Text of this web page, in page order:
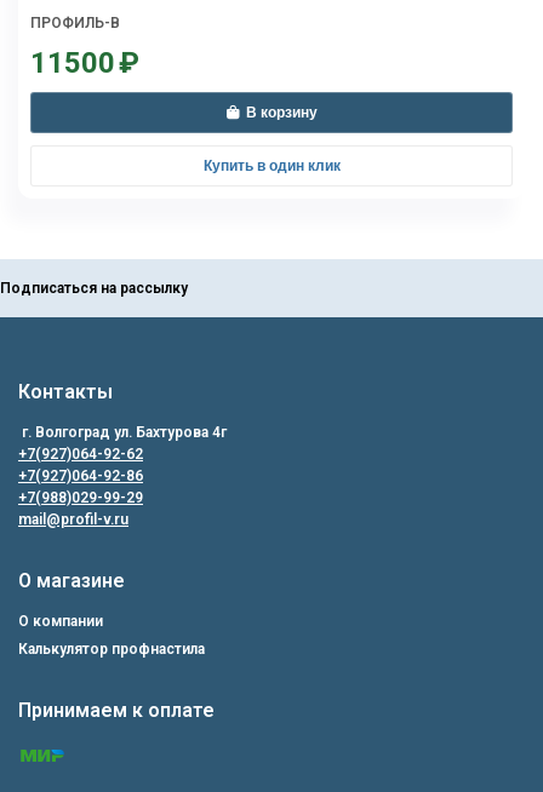
стен и фасадов
ПРОФИЛЬ-В
11500₽
В корзину
Купить в один клик
Подписаться на рассылку
Контакты
г. Волгоград ул. Бахтурова 4г
+7(927)064-92-62
+7(927)064-92-86
+7(988)029-99-29
mail@profil-v.ru
О магазине
О компании
Калькулятор профнастила
Принимаем к оплате